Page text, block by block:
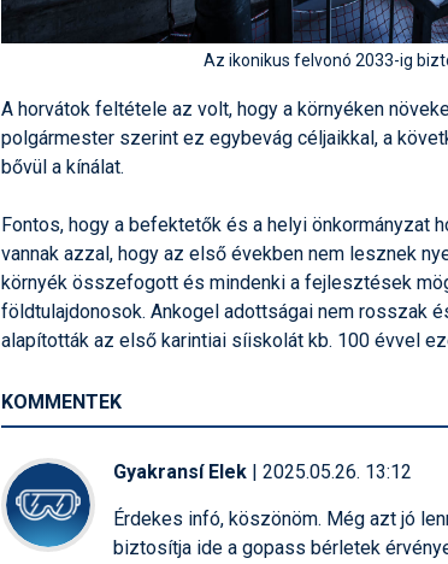
Az ikonikus felvonó 2033-ig
A horvátok feltétele az volt, hogy a környéken
polgármester szerint ez egybevág céljaikkal, a
bővül a kínálat.
Fontos, hogy a befektetők és a helyi önkormányzat
vannak azzal, hogy az első években nem lesznek
környék összefogott és mindenki a fejlesztések
földtulajdonosok. Ankogel adottságai nem rosszak
alapították az első karintiai síiskolát kb. 100 évvel
KOMMENTEK
Gyakransí Elek | 2025.05.26. 13:12
Érdekes infó, köszönöm. Még azt jó
biztosítja ide a gopass bérletek